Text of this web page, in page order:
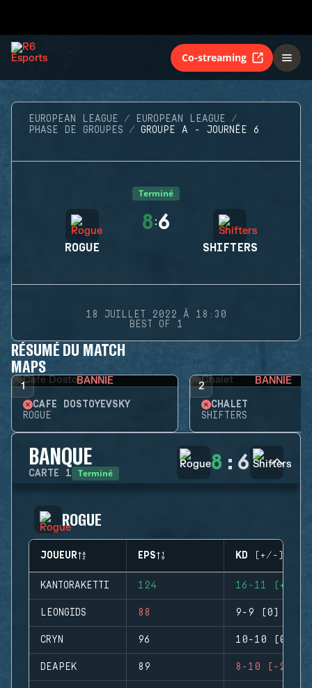
Co-streaming
EUROPEAN LEAGUE
EUROPEAN LEAGUE
PHASE DE GROUPES
GROUPE A - JOURNÉE 6
Terminé
ROGUE
8 :6
SHIFTERS
18 JUILLET 2022 À 18:30
BEST OF 1
RÉSUMÉ DU MATCH
MAPS
1 BANNIE
CAFÉ DOSTOYEVSKY
ROGUE
2 BANNIE
CHALET
SHIFTERS
BANQUE
CARTE 1 Terminé 8 : 6
ROGUE
JOUEUR EPS KD (+/-)
KANTORAKETTI 124 16-11 (+5)
LEONGIDS 88 9-9 (0)
CRYN 96 10-10 (0)
DEAPEK 89 8-10 (-2)